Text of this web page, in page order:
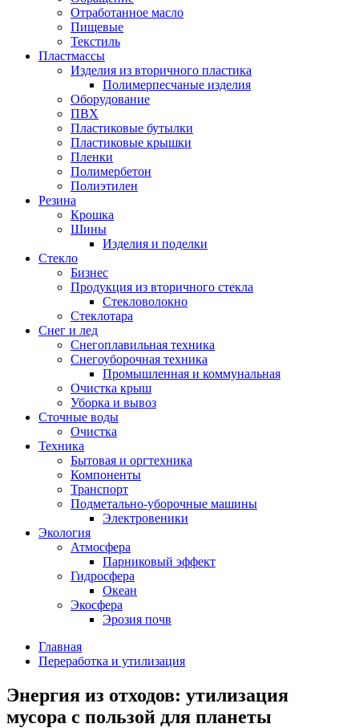
Отработанное масло
Пищевые
Текстиль
Пластмассы
Изделия из вторичного пластика
Полимерпесчаные изделия
Оборудование
ПВХ
Пластиковые бутылки
Пластиковые крышки
Пленки
Полимербетон
Полиэтилен
Резина
Крошка
Шины
Изделия и поделки
Стекло
Бизнес
Продукция из вторичного стекла
Стекловолокно
Стеклотара
Снег и лед
Снегоплавильная техника
Снегоуборочная техника
Промышленная и коммунальная
Очистка крыш
Уборка и вывоз
Сточные воды
Очистка
Техника
Бытовая и оргтехника
Компоненты
Транспорт
Подметально-уборочные машины
Электровеники
Экология
Атмосфера
Парниковый эффект
Гидросфера
Океан
Экосфера
Эрозия почв
Главная
Переработка и утилизация
Энергия из отходов: утилизация
мусора с пользой для планеты